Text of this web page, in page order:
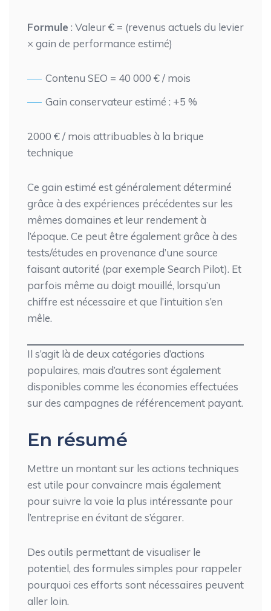
Formule : Valeur € = (revenus actuels du levier
× gain de performance estimé)
Contenu SEO = 40 000 € / mois
Gain conservateur estimé : +5 %
2000 € / mois attribuables à la brique
technique
Ce gain estimé est généralement déterminé
grâce à des expériences précédentes sur les
mêmes domaines et leur rendement à
l’époque. Ce peut être également grâce à des
tests/études en provenance d’une source
faisant autorité (par exemple Search Pilot). Et
parfois même au doigt mouillé, lorsqu’un
chiffre est nécessaire et que l’intuition s’en
mêle.
Il s’agit là de deux catégories d’actions
populaires, mais d’autres sont également
disponibles comme les économies effectuées
sur des campagnes de référencement payant.
En résumé
Mettre un montant sur les actions techniques
est utile pour convaincre mais également
pour suivre la voie la plus intéressante pour
l’entreprise en évitant de s’égarer.
Des outils permettant de visualiser le
potentiel, des formules simples pour rappeler
pourquoi ces efforts sont nécessaires peuvent
aller loin.